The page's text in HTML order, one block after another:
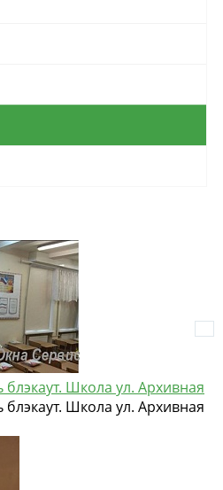
Школа ул. Архивная
Школа ул. Архивная